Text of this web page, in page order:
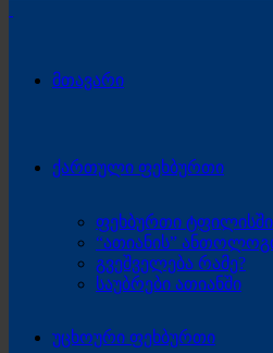
მთავარი
ქართული ფეხბურთი
ფეხბურთი ტფილისში
“ათიანის”
გვეშველება რამე?
საუბრები ათიანში
უცხოური ფეხბურთი